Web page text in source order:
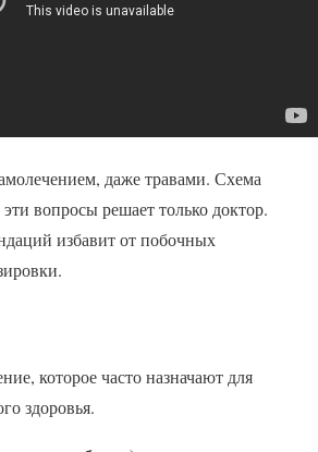
даже травами. Схема
вопросы решает только доктор.
избавит от побочных
которое часто назначают для
здоровья.